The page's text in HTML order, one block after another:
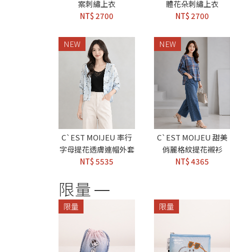
案刺繡上衣
NT$ 2700
體花朵刺繡上衣
NT$ 2700
NEW
C`EST MOIJEU 率行
字母提花透膚連帽外套
NT$ 5535
NEW
C`EST MOIJEU 甜美
俏麗格紋提花襯衫
NT$ 4365
限量
限量 限量